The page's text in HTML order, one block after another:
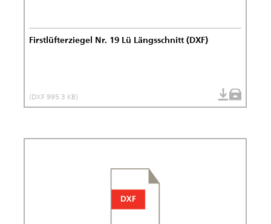
Firstlüfterziegel Nr. 19 Lü Längsschnitt (DXF)
(DXF 995.3 KB)